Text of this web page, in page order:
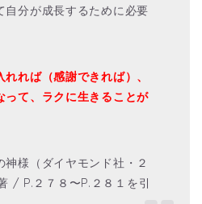
自分が成長するために必要
れば（感謝できれば）、
って、ラクに生きることが
様（ダイヤモンド社・２
/ P.２７８〜P.２８１を引